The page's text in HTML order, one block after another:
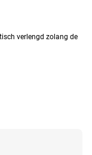
verlengd zolang de